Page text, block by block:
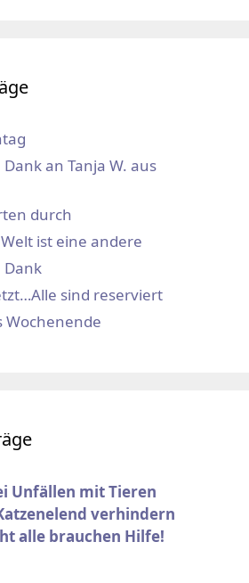
an Tanja W. aus
durch
ist eine andere
Dank
sind reserviert
Wochenende
Unfällen mit Tieren
verhindern
alle brauchen Hilfe!